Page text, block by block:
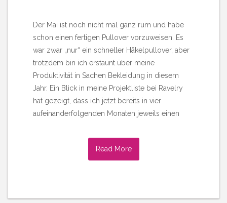
Der Mai ist noch nicht mal ganz rum und habe
schon einen fertigen Pullover vorzuweisen. Es
war zwar „nur“ ein schneller Häkelpullover, aber
trotzdem bin ich erstaunt über meine
Produktivität in Sachen Bekleidung in diesem
Jahr. Ein Blick in meine Projektliste bei Ravelry
hat gezeigt, dass ich jetzt bereits in vier
aufeinanderfolgenden Monaten jeweils einen
Read More